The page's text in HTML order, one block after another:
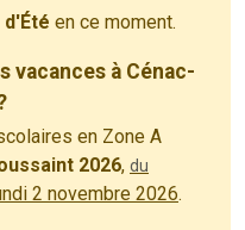
en ce moment.
vacances à Cénac-
en Zone A
2026, du
2 novembre 2026.